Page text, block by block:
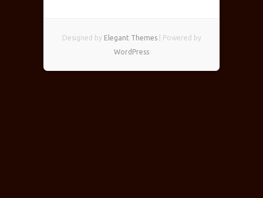
Designed by Elegant Themes| Powered by
WordPress